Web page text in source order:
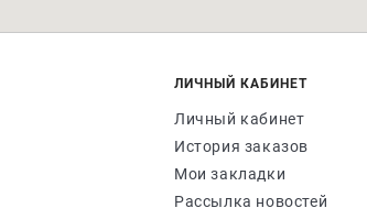
ЛИЧНЫЙ КАБИНЕТ
Личный кабинет
История заказов
Мои закладки
Рассылка новостей